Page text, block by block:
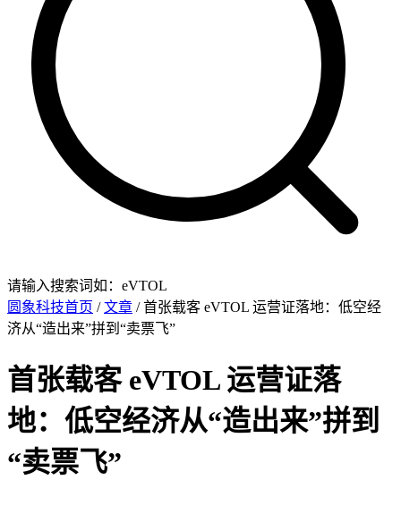
请输入搜索词如：eVTOL
圆象科技首页 /文章 / 首张载客 eVTOL 运营证落地：低空经
济从“造出来”拼到“卖票飞”
首张载客 eVTOL 运营证落
地：低空经济从“造出来”拼到
“卖票飞”